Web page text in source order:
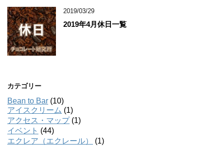
2019/03/29
2019年4月休日一覧
カテゴリー
Bean to Bar (10)
アイスクリーム (1)
アクセス・マップ(1)
イベント (44)
エクレア（エクレール）
(1)